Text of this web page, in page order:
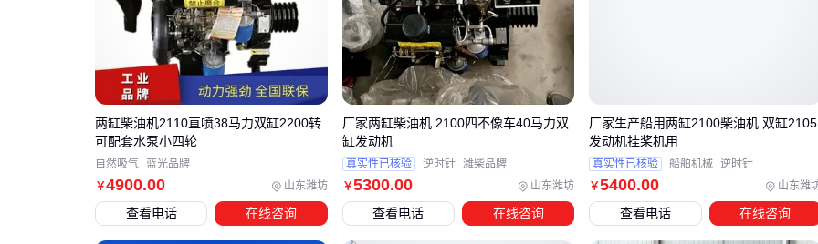
动力单元的缸数选择不是简单叠加，而是工作特性的根本差
异：
单缸柴油机结构简单，但低速扭矩不足且振动明显，适合间
歇性作业
虽然动力更平顺，但燃油系统复杂度成倍增加，
维护成本较高
船用双缸柴油机这类特殊场景需要特别注意：水冷系统必须
能应对高盐雾环境
￥4900.00 山东潍坊
两缸柴油机2110直喷38马力双缸2200转
可配套水泵小四轮
自然吸气 蓝光品牌
查看电话 在线咨询
￥5300.00 山东潍坊
厂家两缸柴油机 2100四不像车40马力双
缸发动机
真实性已核验 逆时针 潍柴品牌
查看电话 在线咨询
￥5400.00 山东潍
厂家生产船用两缸2100柴油机 双缸2105
发动机挂桨机用
真实性已核验 船舶机械 逆时针
查看电话 在线咨询